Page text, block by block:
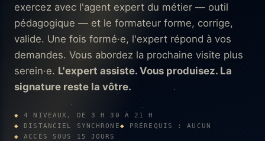
exercez avec l'agent expert du métier — outil
pédagogique — et le formateur forme, corrige,
valide. Une fois formé·e, l'expert répond à vos
demandes. Vous abordez la prochaine visite plus
serein·e. L'expert assiste. Vous produisez. La
signature reste la vôtre.
4 NIVEAUX, DE 3 H 30 À 21 H
DISTANCIEL SYNCHRONE
PRÉREQUIS : AUCUN
ACCÈS SOUS 15 JOURS